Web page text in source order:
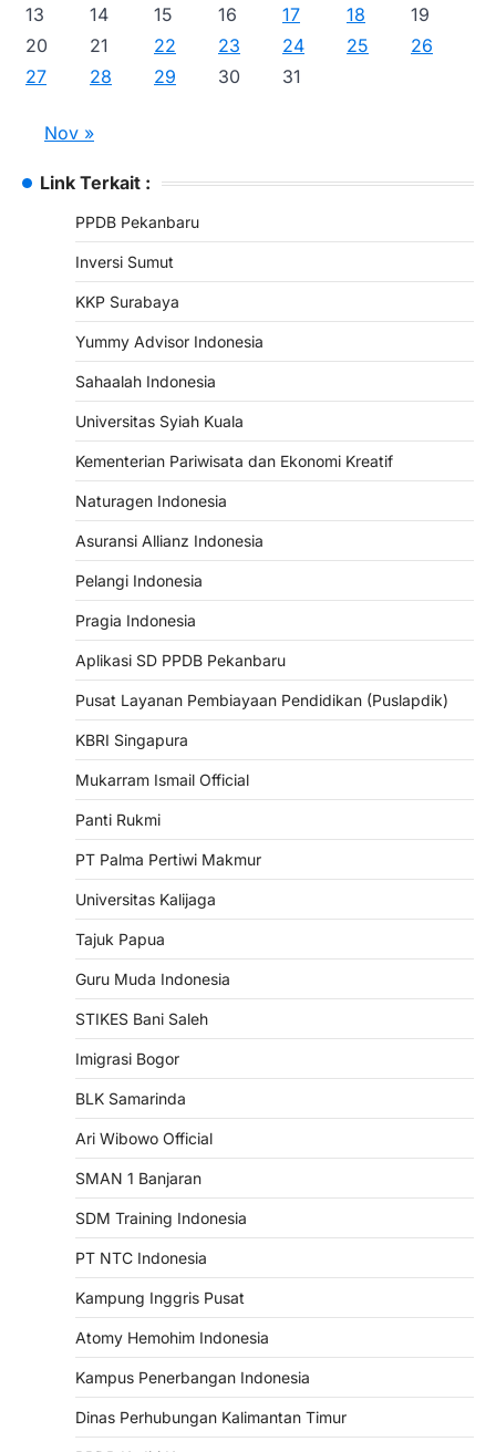
13
14 15 16 17 18
19
20
21 22 23 24 25
26
27
28 29 30 31
Nov »
Link Terkait :
PPDB Pekanbaru
Inversi Sumut
KKP Surabaya
Yummy Advisor Indonesia
Sahaalah Indonesia
Universitas Syiah Kuala
Kementerian Pariwisata dan Ekonomi Kreatif
Naturagen Indonesia
Asuransi Allianz Indonesia
Pelangi Indonesia
Pragia Indonesia
Aplikasi SD PPDB Pekanbaru
Pusat Layanan Pembiayaan Pendidikan (Puslapdik)
KBRI Singapura
Mukarram Ismail Official
Panti Rukmi
PT Palma Pertiwi Makmur
Universitas Kalijaga
Tajuk Papua
Guru Muda Indonesia
STIKES Bani Saleh
Imigrasi Bogor
BLK Samarinda
Ari Wibowo Official
SMAN 1 Banjaran
SDM Training Indonesia
PT NTC Indonesia
Kampung Inggris Pusat
Atomy Hemohim Indonesia
Kampus Penerbangan Indonesia
Dinas Perhubungan Kalimantan Timur